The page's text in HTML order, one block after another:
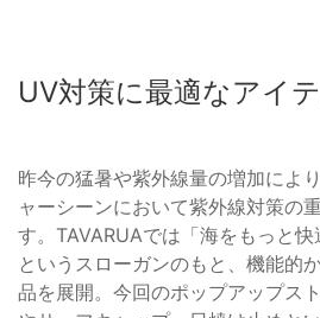
UV対策に最適なアイ
昨今の猛暑や紫外線量の増加によ
ャーシーンにおいて紫外線対策の
す。TAVARUAでは「海をもっと快
というスローガンのもと、機能的
品を展開。今回のポップアップス